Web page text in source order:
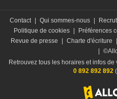
Contact | Qui sommes-nous |
Politique de cookies | Préférences
Revue de presse
| Charte d'écriture |
|
Retrouvez tous les horaires et infos
0 892 892 892